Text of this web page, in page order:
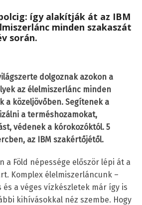
így alakítják át az IBM
minden szakaszát
során.
dolgoznak azokon a
az élelmiszerlánc minden
a közeljövőben. Segítenek a
a terméshozamokat,
védenek a kórokozóktól. 5
az IBM szakértőjétől.
a Föld népessége először lépi át a
Komplex élelmiszerláncunk –
a véges vízkészletek már így is
kihívásokkal néz szembe. Hogy